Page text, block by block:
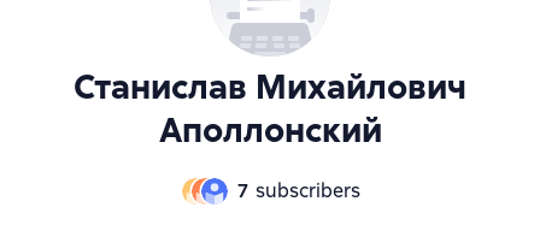
Станислав Михайлович
Аполлонский
7 subscribers